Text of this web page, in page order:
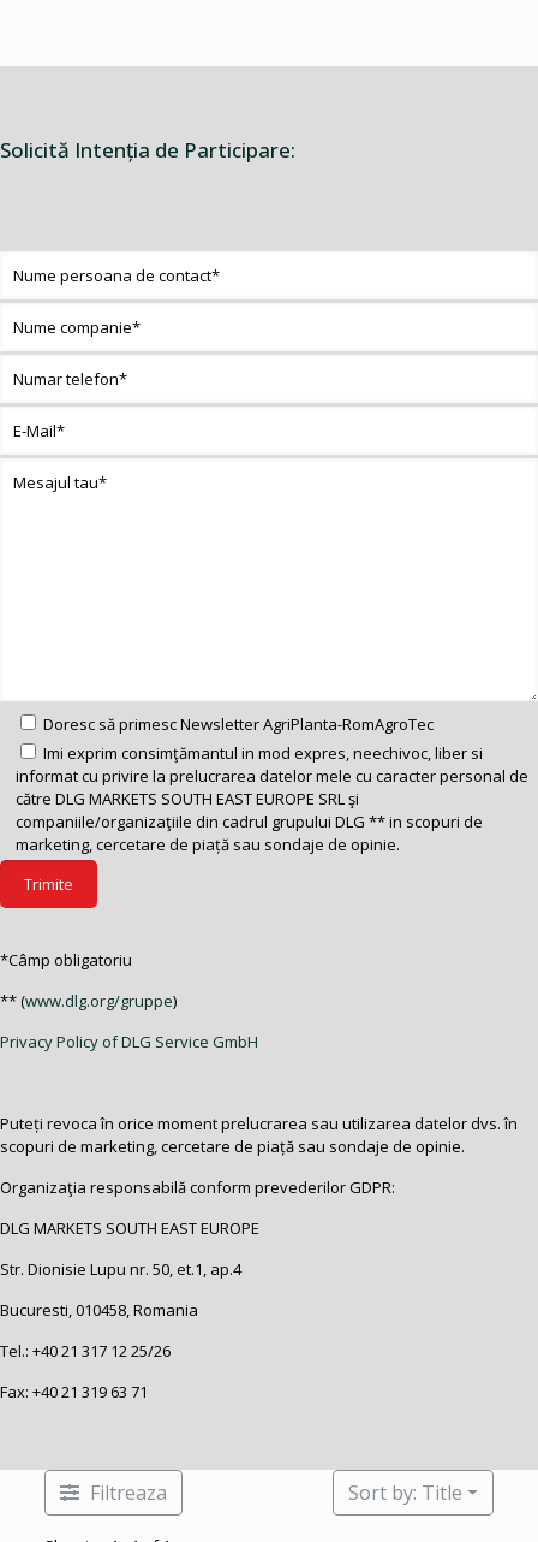
Solicită Intenţia de Participare:
Doresc să primesc Newsletter AgriPlanta-RomAgroTec
Imi exprim consimţămantul in mod expres, neechivoc, liber si
informat cu privire la prelucrarea datelor mele cu caracter personal de
către DLG MARKETS SOUTH EAST EUROPE SRL şi
companiile/organizaţiile din cadrul grupului DLG ** in scopuri de
marketing, cercetare de piață sau sondaje de opinie.
*Câmp obligatoriu
** (www.dlg.org/gruppe)
Privacy Policy of DLG Service GmbH
Puteți revoca în orice moment prelucrarea sau utilizarea datelor dvs. în
scopuri de marketing, cercetare de piață sau sondaje de opinie.
Organizaţia responsabilă conform prevederilor GDPR:
DLG MARKETS SOUTH EAST EUROPE
Str. Dionisie Lupu nr. 50, et.1, ap.4
Bucuresti, 010458, Romania
Tel.: +40 21 317 12 25/26
Fax: +40 21 319 63 71
Filtreaza Sort by: Title